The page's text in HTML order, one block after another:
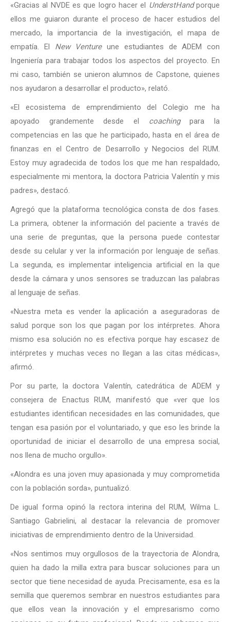
«Gracias al NVDE es que logro hacer el UnderstHandporque
ellos me guiaron durante el proceso de hacer estudios del
mercado, la importancia de la investigación, el mapa de
empatía. El New Ventureune estudiantes de ADEM con
Ingeniería para trabajar todos los aspectos del proyecto. En
mi caso, también se unieron alumnos de Capstone, quienes
nos ayudaron a desarrollar el producto», relató.
«El ecosistema de emprendimiento del Colegio me ha
apoyado grandemente desde el coachingpara la
competencias en las que he participado, hasta en el área de
finanzas en el Centro de Desarrollo y Negocios del RUM.
Estoy muy agradecida de todos los que me han respaldado,
especialmente mi mentora, la doctora Patricia Valentín y mis
padres», destacó.
Agregó que la plataforma tecnológica consta de dos fases.
La primera, obtener la información del paciente a través de
una serie de preguntas, que la persona puede contestar
desde su celular y ver la información por lenguaje de señas.
La segunda, es implementar inteligencia artificial en la que
desde la cámara y unos sensores se traduzcan las palabras
al lenguaje de señas.
«Nuestra meta es vender la aplicación a aseguradoras de
salud porque son los que pagan por los intérpretes. Ahora
mismo esa solución no es efectiva porque hay escasez de
intérpretes y muchas veces no llegan a las citas médicas»,
afirmó.
Por su parte, la doctora Valentín, catedrática de ADEM y
consejera de Enactus RUM, manifestó que «ver que los
estudiantes identifican necesidades en las comunidades, que
tengan esa pasión por el voluntariado, y que eso les brinde la
oportunidad de iniciar el desarrollo de una empresa social,
nos llena de mucho orgullo».
«Alondra es una joven muy apasionada y muy comprometida
con la población sorda», puntualizó.
De igual forma opinó la rectora interina del RUM, Wilma L.
Santiago Gabrielini, al destacar la relevancia de promover
iniciativas de emprendimiento dentro de la Universidad.
«Nos sentimos muy orgullosos de la trayectoria de Alondra,
quien ha dado la milla extra para buscar soluciones para un
sector que tiene necesidad de ayuda. Precisamente, esa es la
semilla que queremos sembrar en nuestros estudiantes para
que ellos vean la innovación y el empresarismo como